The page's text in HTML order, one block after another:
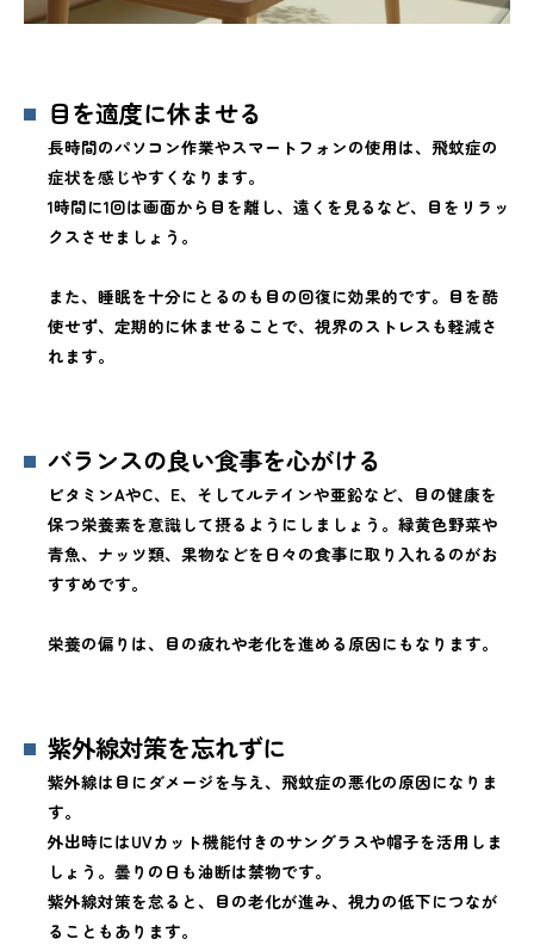
目を適度に休ませる
長時間のパソコン作業やスマートフォンの使用は、飛蚊症の
症状を感じやすくなります。
1時間に1回は画面から目を離し、遠くを見るなど、目をリラッ
クスさせましょう。
また、睡眠を十分にとるのも目の回復に効果的です。目を酷
使せず、定期的に休ませることで、視界のストレスも軽減さ
れます。
バランスの良い食事を心がける
ビタミンAやC、E、そしてルテインや亜鉛など、目の健康を
保つ栄養素を意識して摂るようにしましょう。緑黄色野菜や
青魚、ナッツ類、果物などを日々の食事に取り入れるのがお
すすめです。
栄養の偏りは、目の疲れや老化を進める原因にもなります。
紫外線対策を忘れずに
紫外線は目にダメージを与え、飛蚊症の悪化の原因になりま
す。
外出時にはUVカット機能付きのサングラスや帽子を活用しま
しょう。曇りの日も油断は禁物です。
紫外線対策を怠ると、目の老化が進み、視力の低下につなが
ることもあります。